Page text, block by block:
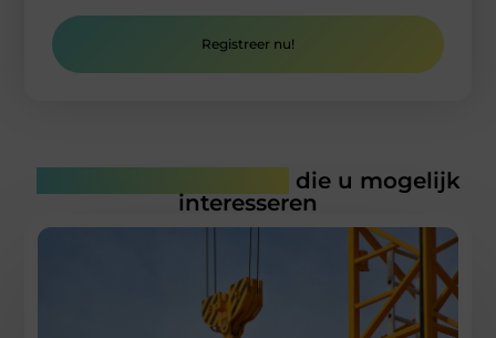
Registreer nu!
die u mogelijk
interesseren